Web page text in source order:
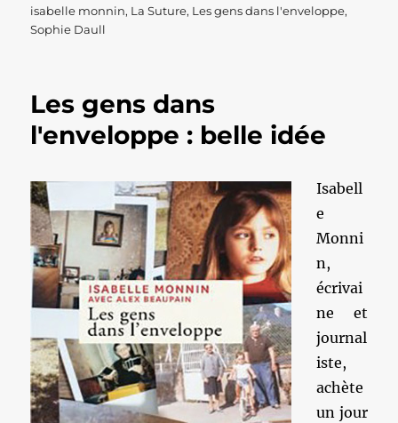
le
isabelle monnin, La Suture, Les gens dans l'enveloppe,
Sophie Daull
Les gens dans
l'enveloppe : belle idée
Isabell
e
Monni
n,
écrivai
ne et
journal
iste,
achète
un jour